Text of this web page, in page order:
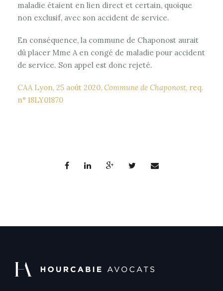
maladie étaient en lien direct et certain, quoique
non exclusif, avec son accident de service.
En conséquence, la commune de Chaponost aurait
dû placer Mme A en congé de maladie pour accident
de service. Son appel est donc rejeté.
CAA Lyon, 25 août 2020, Commune de Chaponost, req.
n° 18LY01870